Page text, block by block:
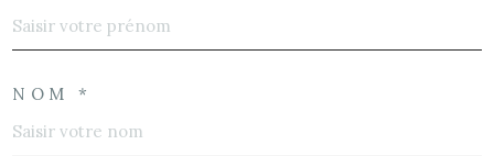
NOM *